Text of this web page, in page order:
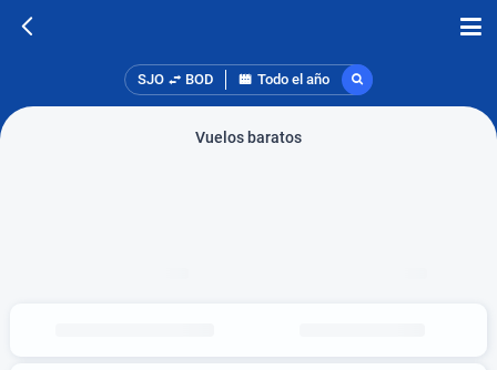
SJO BOD Todo el año
Vuelos baratos